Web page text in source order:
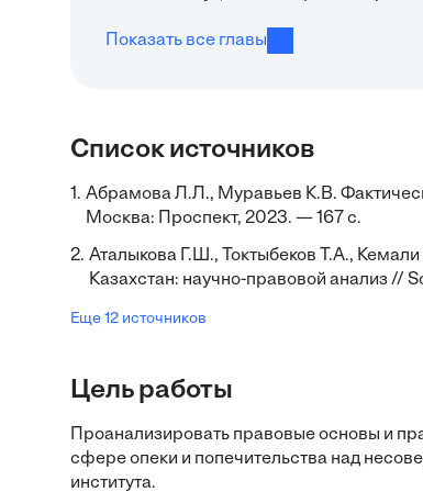
Показать все главы
Список источников
1. Абрамова Л.Л., Муравьев К.В.
Москва: Проспект, 2023. — 167 с.
2. Аталыкова Г.Ш., Токтыбеков Т.А.,
Казахстан: научно-правовой анализ
Еще 12 источников
Цель работы
Проанализировать правовые основы и
сфере опеки и попечительства над
института.